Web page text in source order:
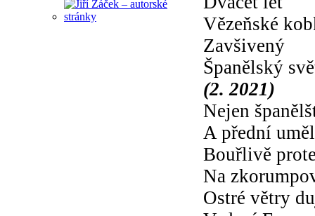
Vězeňské
Zavšivený
Španělský
(2. 2021)
Nejen
A přední
Bouřlivě
Na
Ostré větry